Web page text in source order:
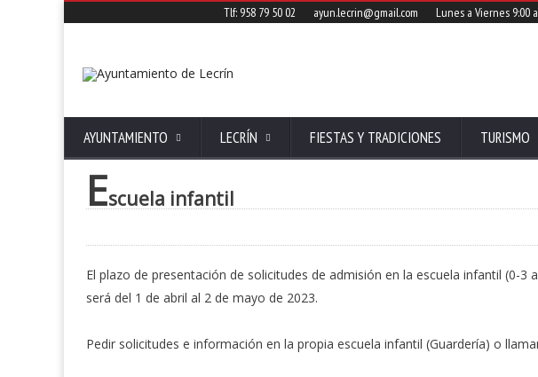
Tlf: 958 79 50 02 ayun.lecrin@gmail.com Lunes a Viernes 9:00
AYUNTAMIENTO LECRÍN FIESTAS Y TRADICIONES TURISMO
Escuela infantil
El plazo de presentación de solicitudes de admisión en la escuela infantil (0-3
será del 1 de abril al 2 de mayo de 2023.
Pedir solicitudes e información en la propia escuela infantil (Guardería) o